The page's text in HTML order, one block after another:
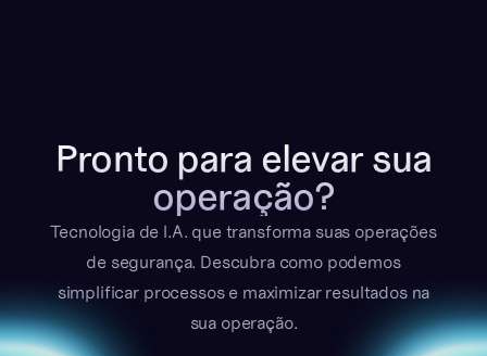
Pronto para elevar sua
operação?
Tecnologia de I.A. que transforma suas operações
de segurança. Descubra como podemos
simplificar processos e maximizar resultados na
sua operação.